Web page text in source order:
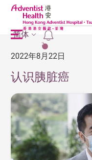
2
简体
2022年8月22日
认识胰脏癌